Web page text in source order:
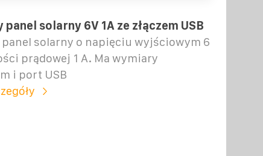
panel solarny 6V 1A ze złączem USB
panel solarny o napięciu wyjściowym 6
prądowej 1 A. Ma wymiary
i port USB